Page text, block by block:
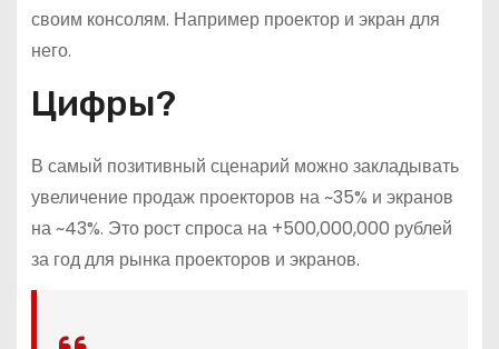
своим консолям. Например проектор и экран для
него.
Цифры?
В самый позитивный сценарий можно закладывать
увеличение продаж проекторов на ~35% и экранов
на ~43%. Это рост спроса на +500,000,000 рублей
за год для рынка проекторов и экранов.